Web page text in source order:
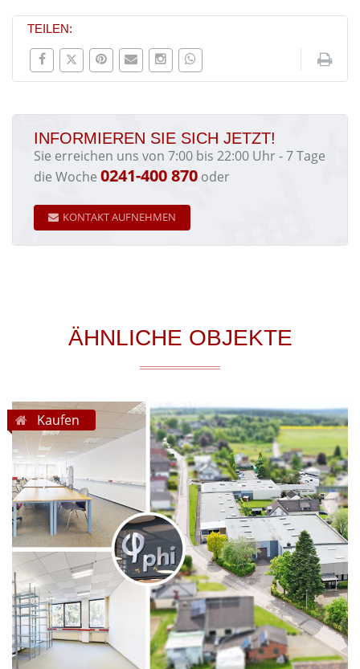
TEILEN:
INFORMIEREN SIE SICH JETZT!
Sie erreichen uns von 7:00 bis 22:00 Uhr - 7 Tage
die Woche 0241-400 870 oder
KONTAKT AUFNEHMEN
ÄHNLICHE OBJEKTE
Kaufen